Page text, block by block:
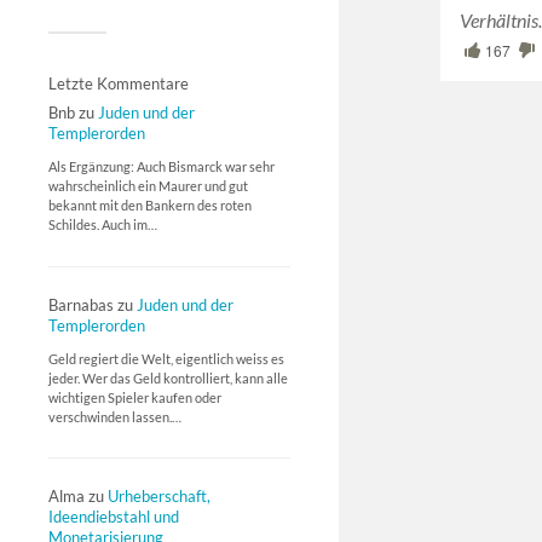
Letzte Kommentare
Bnbzu Juden und der
Templerorden
Als Ergänzung: Auch Bismarck war sehr
wahrscheinlich ein Maurer und gut
bekannt mit den Bankern des roten
Schildes. Auch im…
Barnabas zu Juden und der
Templerorden
Geld regiert die Welt, eigentlich weiss es
jeder. Wer das Geld kontrolliert, kann alle
wichtigen Spieler kaufen oder
verschwinden lassen.…
Alma zu Urheberschaft,
Ideendiebstahl und
Monetarisierung
167